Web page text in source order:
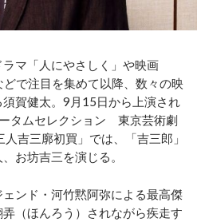
マ「人にやさしく」や映画
どで注目を集めて以降、数々の映
賀健太。9月15日から上演され
タムセレクション 東京芸術劇
吉三廓初買」では、「吉三郎」
お坊吉三を演じる。
ンド・河竹黙阿弥による最高傑
（ほんろう）されながら疾走す